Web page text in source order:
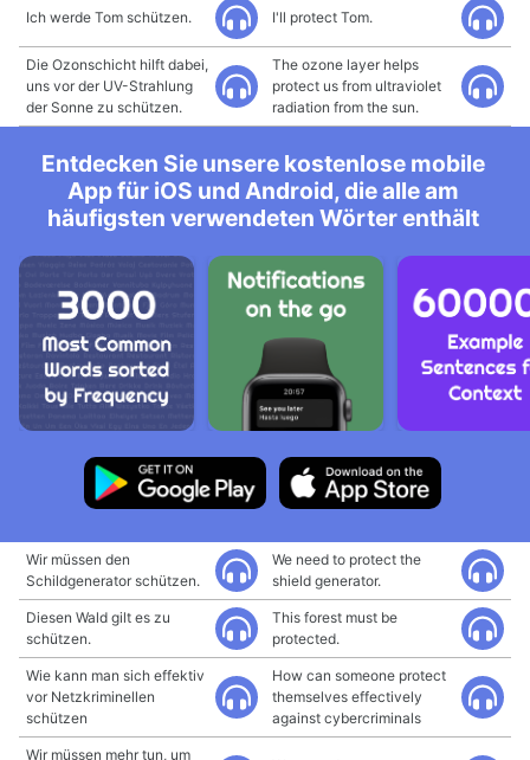
Ich werde Tom schützen. I'll protect Tom.
Die Ozonschicht hilft dabei,
uns vor der UV-Strahlung
der Sonne zu schützen.
The ozone layer helps
protect us from ultraviolet
radiation from the sun.
Entdecken Sie unsere kostenlose mobile
App für iOS und Android, die alle am
häufigsten verwendeten Wörter enthält
Wir müssen den
Schildgenerator schützen.
We need to protect the
shield generator.
Diesen Wald gilt es zu
schützen.
This forest must be
protected.
Wie kann man sich effektiv
vor Netzkriminellen
schützen
How can someone protect
themselves effectively
against cybercriminals
Wir müssen mehr tun, um